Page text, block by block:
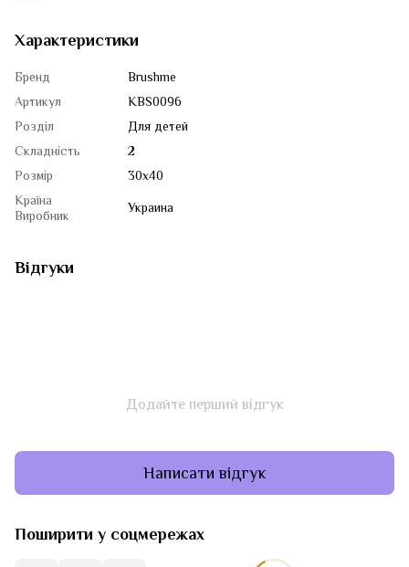
Характеристики
Бренд
Brushme
Артикул
KBS0096
Розділ
Для детей
Складність
2
Розмір
30x40
Країна
Виробник
Украина
Відгуки
Додайте перший відгук
Написати відгук
Поширити у соцмережах